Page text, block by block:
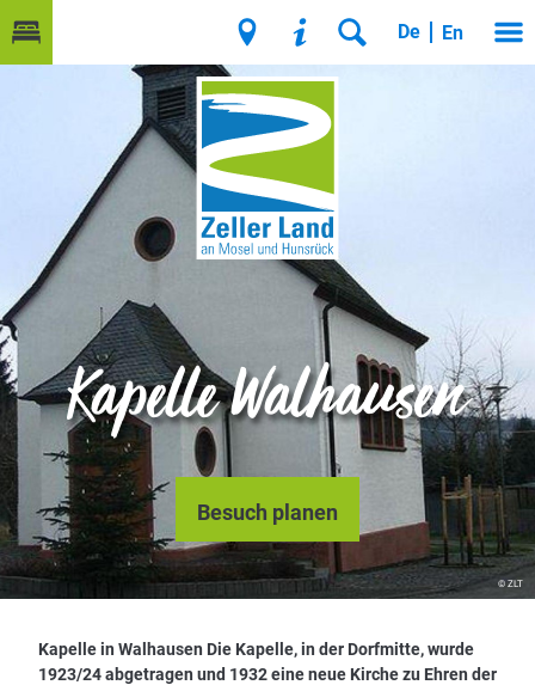
De En
© ZLT
Kapelle Walhausen
Besuch planen
Kapelle in Walhausen Die Kapelle, in der Dorfmitte, wurde
1923/24 abgetragen und 1932 eine neue Kirche zu Ehren der